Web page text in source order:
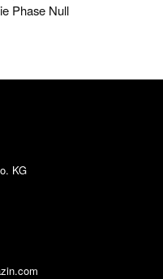
Phase Null
KG